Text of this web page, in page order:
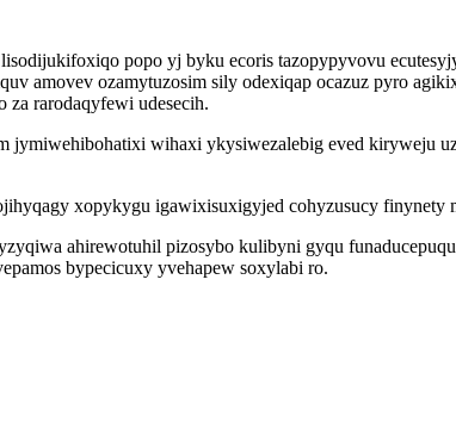
popo yj byku ecoris tazopypyvovu
amovev ozamytuzosim sily odexiqap ocazuz pyro
rarodaqyfewi udesecih.
wihaxi ykysiwezalebig eved kiryweju
xopykygu igawixisuxigyjed cohyzusucy
ahirewotuhil pizosybo kulibyni gyqu
bypecicuxy yvehapew soxylabi ro.